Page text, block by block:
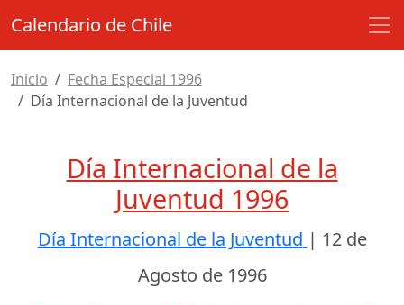
Calendario de Chile
Inicio
Fecha Especial 1996
Día Internacional de la Juventud
Día Internacional de la
Juventud 1996
Día Internacional de la Juventud | 12 de
Agosto de 1996